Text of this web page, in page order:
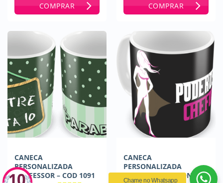
COMPRAR COMPRAR
CANECA
PERSONALIZADA
PROFESSOR – COD 1091
CANECA
PERSONALIZADA
PODEROSA CHEFONA –
Chame no Whatsapp